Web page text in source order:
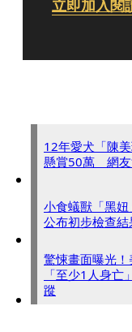
立即加入閱
12年愛犬「陳
懸賞50萬 網友
小食蟻獸「黑
公布初步檢查結
驚悚畫面曝光
「至少1人身
蹤